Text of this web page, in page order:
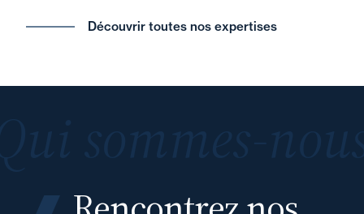
Découvrir toutes nos expertises